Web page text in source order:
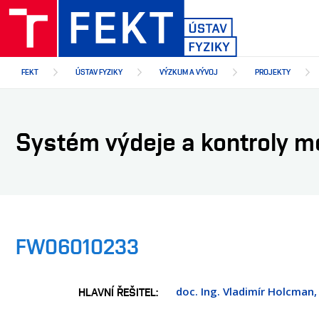
Přejít
obsahu
FEKT ÚSTAV FYZIKY VÝZKUM A VÝVOJ PROJEKTY
Systém výdeje a kontroly
FW06010233
HLAVNÍ ŘEŠITEL doc. Ing. Vladimír Holcman,